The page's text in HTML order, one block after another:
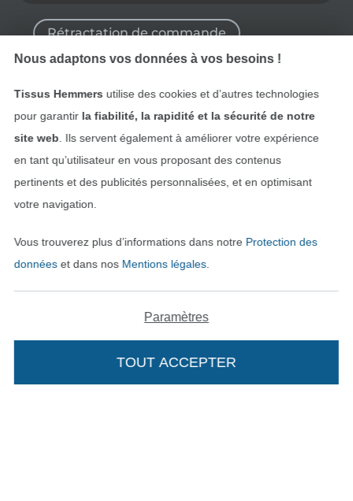
Ajouter à mon panier
Rétractation de commande
Deutsch
Nederlands
Passer à la boutique
Nous adaptons vos données à vos besoins !
Tissus Hemmers utilise des cookies et d’autres technologies
pour garantir la fiabilité, la rapidité et la sécurité de notre
site web . Ils servent également à améliorer votre expérience
en tant qu’utilisateur en vous proposant des contenus
pertinents et des publicités personnalisées, et en optimisant
votre navigation.
Vous trouverez plus d’informations dans notre Protection des
donnéeset dans nos Mentions légales.
Paramètres
TOUT ACCEPTER